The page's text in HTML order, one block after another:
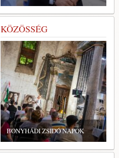
KÖZÖSSÉG
ZSIDÓ GASZTRONÓMIAI
TALÁLKOZÓ A BONYHÁDI
ZSINAGÓGÁBAN